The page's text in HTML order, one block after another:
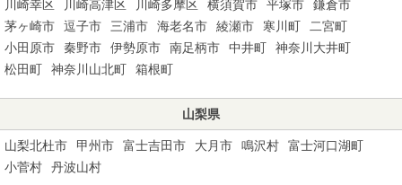
川崎幸区
川崎高津区 川崎多摩区 横須賀市 平塚市
鎌倉市
茅ヶ崎市
逗子市 三浦市 海老名市 綾瀬市 寒川町
二宮町
小田原市
秦野市 伊勢原市 南足柄市 中井町
神奈川大井町
松田町
神奈川山北町 箱根町
山梨県
山梨北杜市 甲州市 富士吉田市 大月市 鳴沢村
富士河口湖町
小菅村
丹波山村